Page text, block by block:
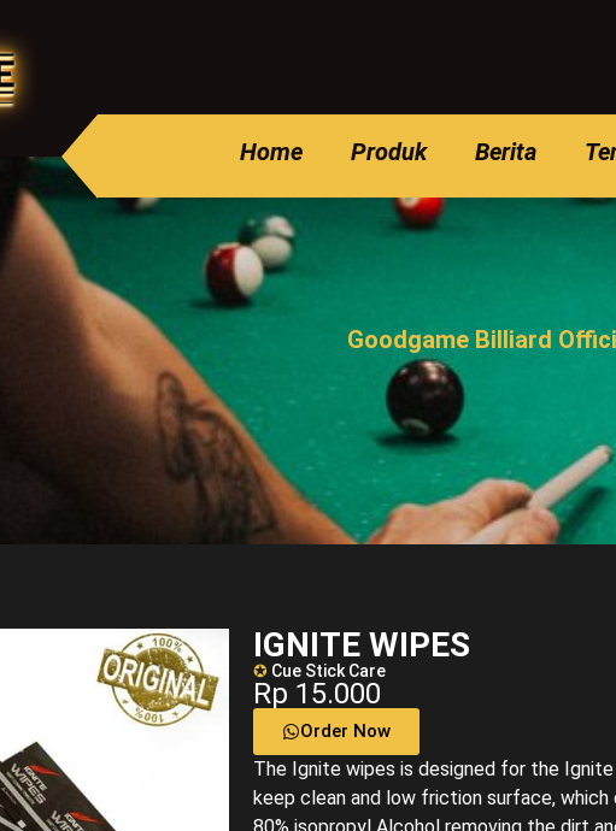
Home Produk Berita
Goodgame Billiard
IGNITE WIPES
✪ Cue Stick Care
Rp 15.000
Order Now
The Ignite wipes is designed for the
keep clean and low friction surface, which